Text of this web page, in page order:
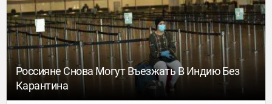
Россияне Снова Могут Въезжать В Индию Без
Карантина